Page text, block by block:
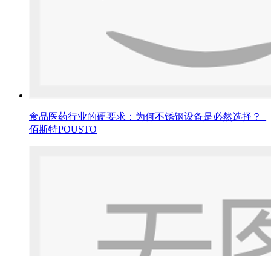
食品医药行业的硬要求：为何不锈钢设备是必然选择？_
佰斯特POUSTO